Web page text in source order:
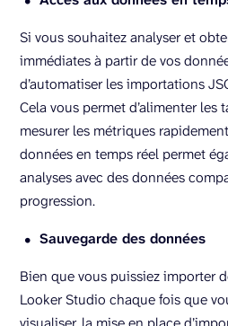
Si vous souhaitez analyser et
immédiates à partir de vos
d’automatiser les importations
Cela vous permet d’alimenter les
mesurer les métriques
données en temps réel permet
analyses avec des données
progression.
Sauvegarde des données
Bien que vous puissiez importer
Looker Studio chaque fois que